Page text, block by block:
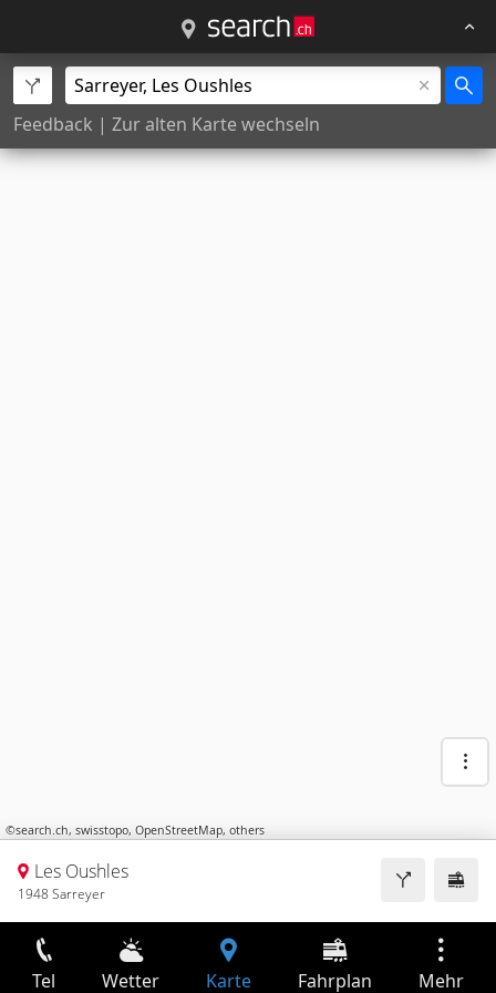
Feedback | Zur alten Karte wechseln
©search.ch, swisstopo, OpenStreetMap, others
Les Oushles
1948 Sarreyer
Tel Wetter Karte Fahrplan Mehr